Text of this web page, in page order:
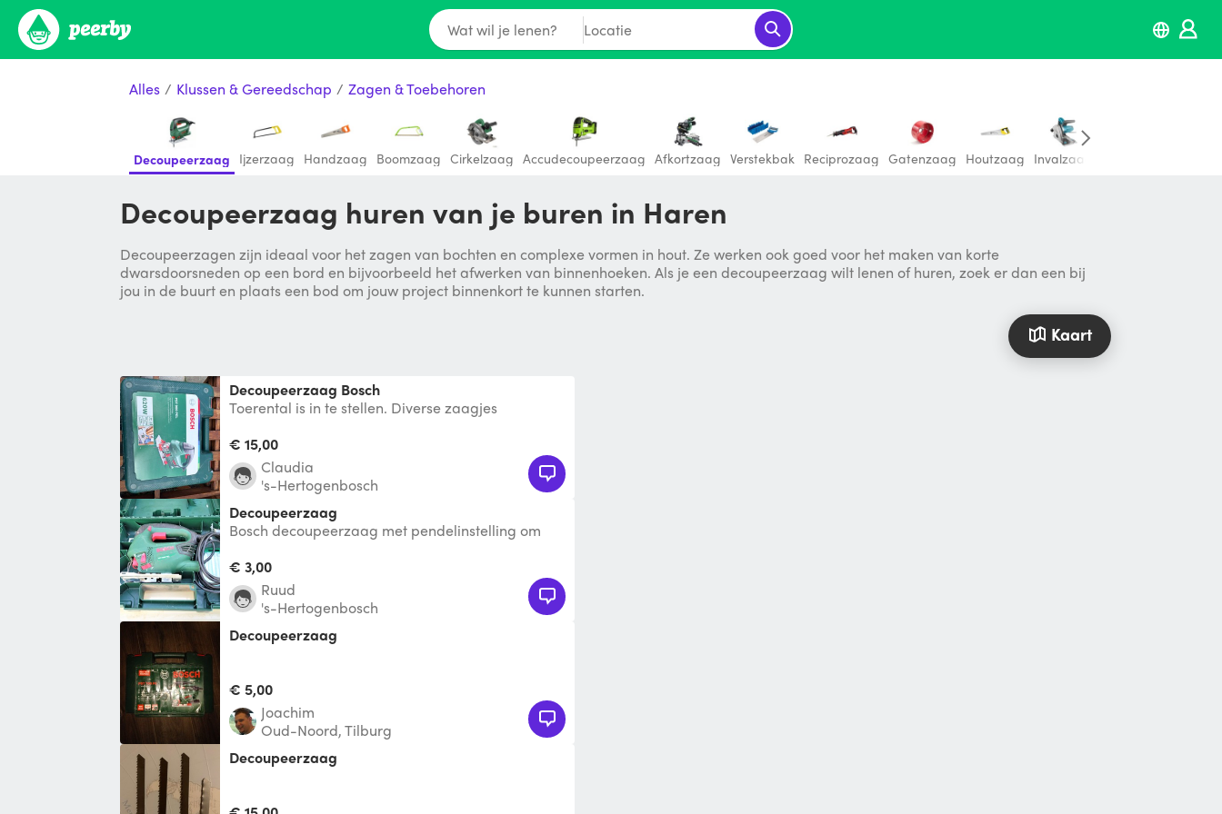
Wat wil je lenen? Locatie
Alles / Klussen & Gereedschap / Zagen & Toebehoren
Decoupeerzaag Ijzerzaag Handzaag Boomzaag Cirkelzaag Accudecoupeerzaag Afkortzaag Verstekbak Reciprozaag Gatenzaag Houtzaag Invalzaag
Decoupeerzaag huren van je buren in Haren
Decoupeerzagen zijn ideaal voor het zagen van bochten en complexe vormen in hout. Ze werken ook goed voor het maken van korte
dwarsdoorsneden op een bord en bijvoorbeeld het afwerken van binnenhoeken. Als je een decoupeerzaag wilt lenen of huren, zoek er dan een bij
jou in de buurt en plaats een bod om jouw project binnenkort te kunnen starten.
Kaart
Decoupeerzaag Bosch
Toerental is in te stellen. Diverse zaagjes
€ 15,00
Claudia
's-Hertogenbosch
Decoupeerzaag
Bosch decoupeerzaag met pendelinstelling om
toerental via
€ 3,00
Ruud
's-Hertogenbosch
Decoupeerzaag
€ 5,00
Joachim
Oud-Noord, Tilburg
decoupeerzaag